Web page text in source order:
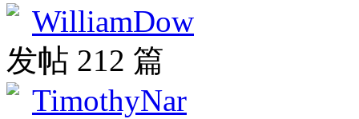
WilliamDow
发帖 212 篇
TimothyNar